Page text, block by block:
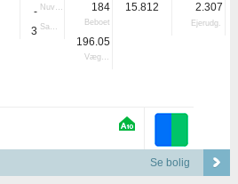
- Nuvær.
3 Samlet
184
Beboet
196.05
Vægtet
15.812 2.307
Ejerudg.
Se bolig